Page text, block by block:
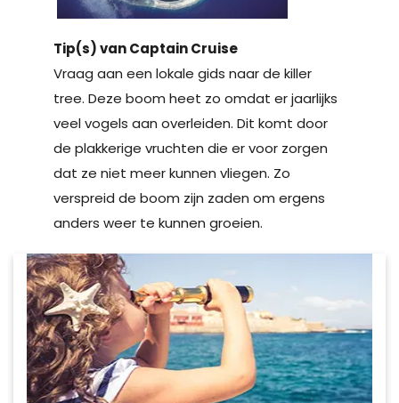
Tip(s) van Captain Cruise
Vraag aan een lokale gids naar de killer
tree. Deze boom heet zo omdat er jaarlijks
veel vogels aan overleiden. Dit komt door
de plakkerige vruchten die er voor zorgen
dat ze niet meer kunnen vliegen. Zo
verspreid de boom zijn zaden om ergens
anders weer te kunnen groeien.